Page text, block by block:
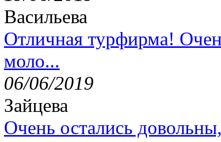
Васильева
Отличная турфирма!
моло...
06/06/2019
Зайцева
Очень остались